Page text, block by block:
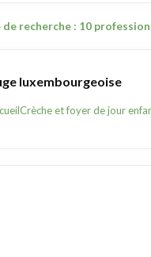
recherche : 10
luxembourgeoise
Crèche et foyer de jour